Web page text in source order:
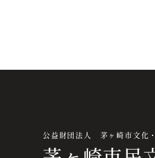
公益財団法人 茅ヶ崎市文化